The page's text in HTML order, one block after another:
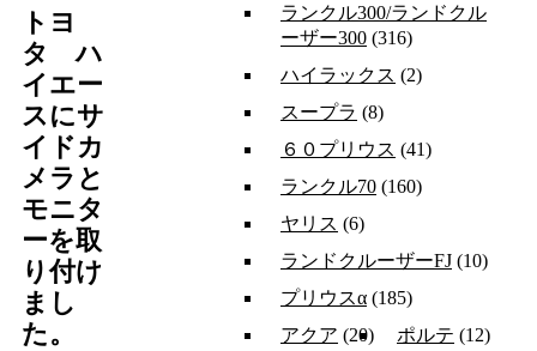
トヨ
タ ハ
イエー
スにサ
イドカ
メラと
モニタ
ーを取
り付け
まし
た。
ランクル300/ランドクル
ーザー300 (316)
ハイラックス (2)
スープラ (8)
６０プリウス (41)
ランクル70 (160)
ヤリス (6)
ランドクルーザーFJ (10)
プリウスα (185)
アクア (20) ポルテ (12)